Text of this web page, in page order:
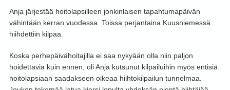
Anja järjestää hoitolapsilleen jonkinlaisen tapahtumapäivän
vähintään kerran vuodessa. Toissa perjantaina Kuusniemessä
hiihdettiin kilpaa.
Koska perhepäivähoitajilla ei saa nykyään olla niin paljon
hoidettavia kuin ennen, oli Anja kutsunut kilpailuihin myös entisiä
hoitolapsiaan saadakseen oikeaa hiihtokilpailun tunnelmaa.